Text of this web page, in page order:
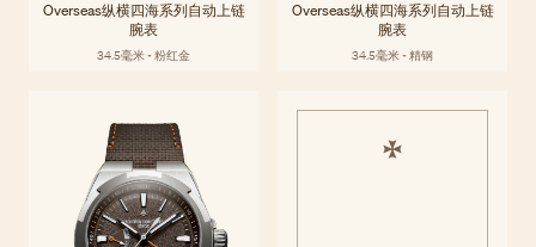
Overseas纵横四海系列自动上链
腕表
34.5毫米 - 粉红金
Overseas纵横四海系列自动上链
腕表
34.5毫米 - 精钢